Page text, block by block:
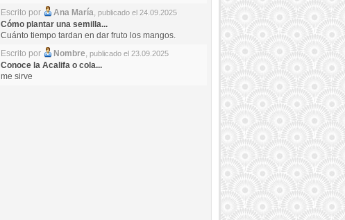
Escrito por
Ana María, publicado el 24.09.2025
Cómo plantar una semilla...
Cuánto tiempo tardan en dar fruto los mangos.
Escrito por
Nombre, publicado el 23.09.2025
Conoce la Acalifa o cola...
me sirve